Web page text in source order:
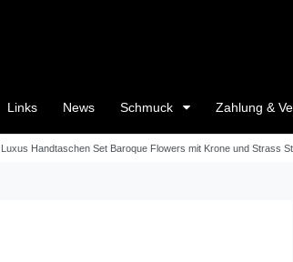
Links News Schmuck Zahlung &
Handtaschen Set Baroque Flowers mit Krone und